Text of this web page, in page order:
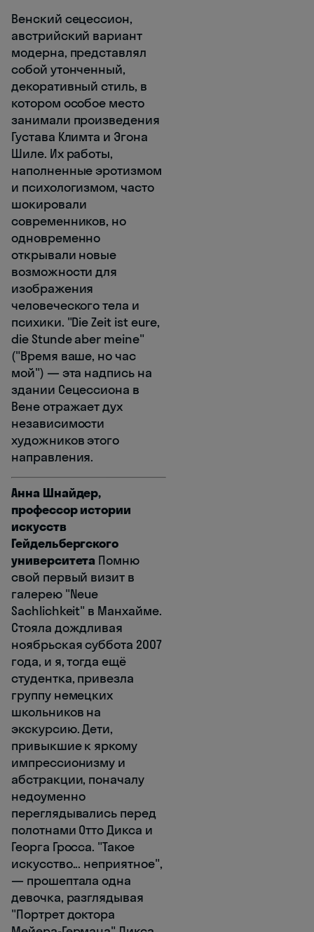
Венский сецессион,
австрийский вариант
модерна, представлял
собой утонченный,
декоративный стиль, в
котором особое место
занимали произведения
Густава Климта и Эгона
Шиле. Их работы,
наполненные эротизмом
и психологизмом, часто
шокировали
современников, но
одновременно
открывали новые
возможности для
изображения
человеческого тела и
психики. "Die Zeit ist eure,
die Stunde aber meine"
("Время ваше, но час
мой") — эта надпись на
здании Сецессиона в
Вене отражает дух
независимости
художников этого
направления.
Анна Шнайдер,
профессор истории
искусств
Гейдельбергского
университета Помню
свой первый визит в
галерею "Neue
Sachlichkeit" в Манхайме.
Стояла дождливая
ноябрьская суббота 2007
года, и я, тогда ещё
студентка, привезла
группу немецких
школьников на
экскурсию. Дети,
привыкшие к яркому
импрессионизму и
абстракции, поначалу
недоуменно
переглядывались перед
полотнами Отто Дикса и
Георга Гросса. "Такое
искусство... неприятное",
— прошептала одна
девочка, разглядывая
"Портрет доктора